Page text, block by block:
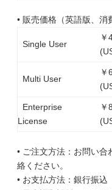
• 販売価格（英語版、消
Single User
￥
Multi User
￥
Enterprise
License
￥
• ご注文方法：お問い
絡ください。
• お支払方法：銀行振込